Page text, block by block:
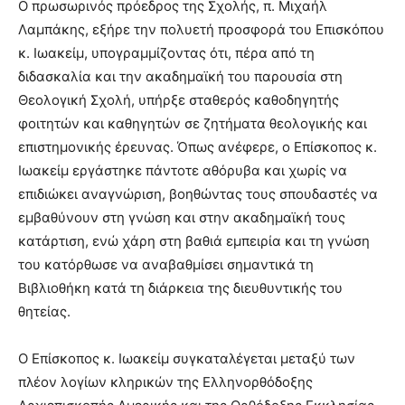
Ο πρωσωρινός πρόεδρος της Σχολής, π. Μιχαήλ
Λαμπάκης, εξήρε την πολυετή προσφορά του Επισκόπου
κ. Ιωακείμ, υπογραμμίζοντας ότι, πέρα από τη
διδασκαλία και την ακαδημαϊκή του παρουσία στη
Θεολογική Σχολή, υπήρξε σταθερός καθοδηγητής
φοιτητών και καθηγητών σε ζητήματα θεολογικής και
επιστημονικής έρευνας. Όπως ανέφερε, ο Επίσκοπος κ.
Ιωακείμ εργάστηκε πάντοτε αθόρυβα και χωρίς να
επιδιώκει αναγνώριση, βοηθώντας τους σπουδαστές να
εμβαθύνουν στη γνώση και στην ακαδημαϊκή τους
κατάρτιση, ενώ χάρη στη βαθιά εμπειρία και τη γνώση
του κατόρθωσε να αναβαθμίσει σημαντικά τη
Βιβλιοθήκη κατά τη διάρκεια της διευθυντικής του
θητείας.
Ο Επίσκοπος κ. Ιωακείμ συγκαταλέγεται μεταξύ των
πλέον λογίων κληρικών της Ελληνορθόδοξης